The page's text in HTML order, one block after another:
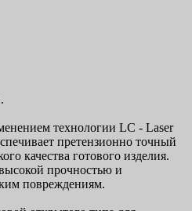
технологии LC - Laser
претензионно точный
качества готового изделия.
прочностью и
повреждениям.